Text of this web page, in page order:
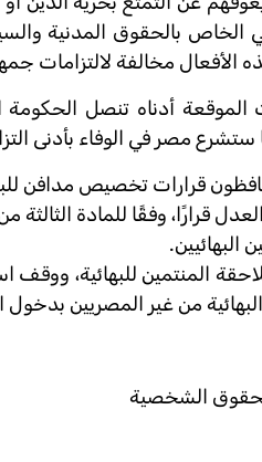
الأفعال مخالفة لالتزامات
أدناه تنصل الحكومة
ستشرع مصر في الوفاء بأدنى
قرارات تخصيص مدافن
البهائيين.
المنتمين للبهائية،
البهائية من غير المصريين
الشخصية